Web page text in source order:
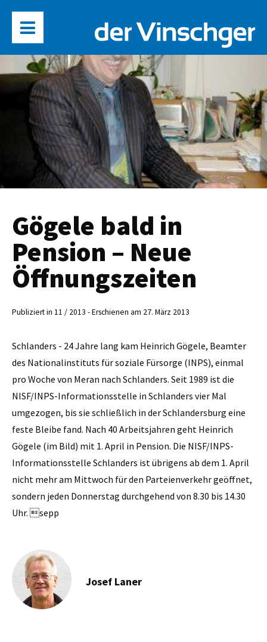
Gögele bald in
Pension – Neue
Öffnungszeiten
Publiziert in 11 / 2013 - Erschienen am 27. März 2013
Schlanders - 24 Jahre lang kam Heinrich Gögele, Beamter
des Nationalinstituts für soziale Fürsorge (INPS), einmal
pro Woche von Meran nach Schlanders. Seit 1989 ist die
NISF/INPS-Informationsstelle in Schlanders vier Mal
umgezogen, bis sie schließlich in der Schlandersburg eine
feste Bleibe fand. Nach 40 Arbeitsjahren geht Heinrich
Gögele (im Bild) mit 1. April in Pension. Die NISF/­INPS-
Informationsstelle Schlanders ist übrigens ab dem 1. April
nicht mehr am Mittwoch für den Parteienverkehr geöffnet,
sondern jeden Donnerstag durchgehend von 8.30 bis 14.30
Uhr. sepp
Josef Laner